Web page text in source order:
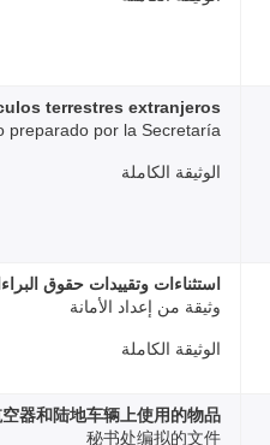
terrestres extranjeros
preparado por la Secretaría
الوثيقة الكاملة
استثناءات وتقييدات حقوق
وثيقة من إعداد الأمانة
الوثيقة الكاملة
器和陆地车辆上使用的物品
秘书处编拟的文件